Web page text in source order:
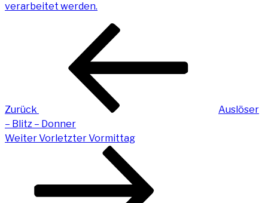
verarbeitet werden.
Beitragsnavigation
Zurück
Auslöser
– Blitz – Donner
Nächster
WeiterVorletzter Vormittag